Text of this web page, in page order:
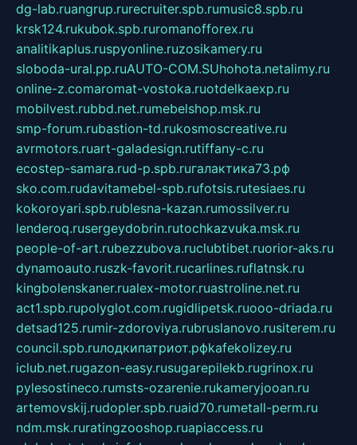
dg-lab.ruangrup.rurecruiter.spb.rumusic8.spb.ru
krsk124.rukubok.spb.ruromanofforex.ru
analitikaplus.ruspyonline.ruzosikamery.ru
sloboda-ural.pp.ruAUTO-COM.SUhohota.netalimy.ru
online-z.comaromat-vostoka.ruotdelkaexp.ru
mobilvest.rubbd.net.rumebelshop.msk.ru
smp-forum.rubastion-td.rukosmoscreative.ru
avrmotors.ruart-galadesign.rutiffany-c.ru
ecostep-samara.rud-p.spb.ruгалактика73.рф
sko.com.rudavitamebel-spb.rufotsis.rutesiaes.ru
kokoroyari.spb.rublesna-kazan.rumossilver.ru
lenderoq.rusergeydobrin.rutochkazvuka.msk.ru
people-of-art.rubezzubova.ruclubtibet.ruorior-aks.ru
dynamoauto.ruszk-favorit.rucarlines.ruflatnsk.ru
kingbolenskaner.rualex-motor.ruastroline.net.ru
act1.spb.rupolyglot.com.rugidlipetsk.ruooo-driada.ru
detsad125.rumir-zdoroviya.rubruslanovo.rusiterem.ru
council.spb.ruлодкипатриот.рфkafekolizey.ru
iclub.net.rugazon-easy.rusugarepilekb.rugrinox.ru
pylesostineco.rumsts-ozarenie.rukameryjooan.ru
artemovskij.rudopler.spb.ruaid70.rumetall-perm.ru
ndm.msk.ruratingzooshop.ruapiaccess.ru